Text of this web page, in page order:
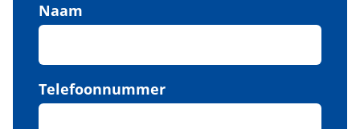
Naam
Telefoonnummer